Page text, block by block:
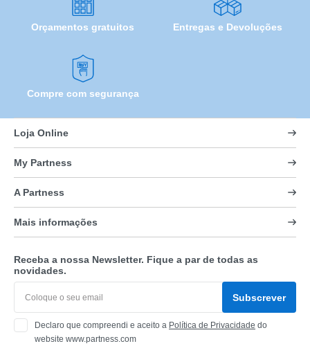
Orçamentos gratuitos Entregas e Devoluções
Compre com segurança
Loja Online
My Partness
A Partness
Mais informações
Receba a nossa Newsletter. Fique a par de todas as
novidades.
Subscrever
Declaro que compreendi e aceito a Política de Privacidade do
website www.partness.com